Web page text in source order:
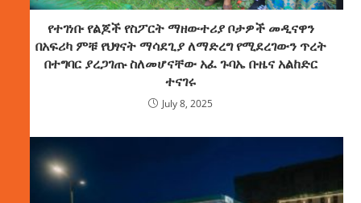
የተገነቡ የልጆች የስፖርት ማዘውተሪያ ቦታዎች መዲናዋን
በአፍሪካ ምቹ የህፃናት ማሳደጊያ ለማድረግ የሚደረገውን ጥረት
በተግባር ያረጋገጡ ስለመሆናቸው አፈ ጉባኤ ቡዜና አልከድር
ተናገሩ
July 8, 2025